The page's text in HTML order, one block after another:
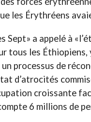
les Érythréens
Sept» a appelé à
tous les Éthiopiens,
processus de
d’atrocités
croissante
6 millions de